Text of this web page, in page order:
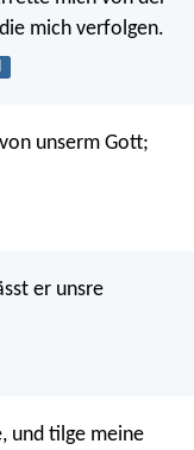
mich verfolgen.
unserm Gott;
er unsre
und tilge meine